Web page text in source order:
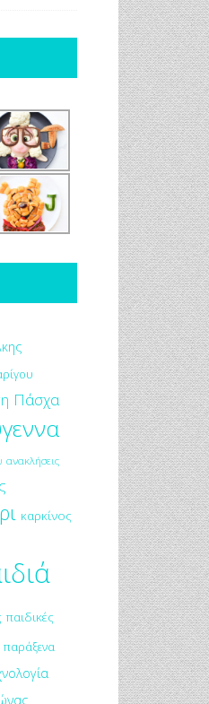
Πάσχα
ανακλήσεις
καρκίνος
παιδικές
παράξενα